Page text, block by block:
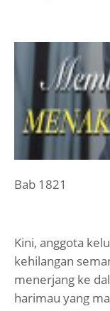
Bab 1821
Kini, anggota
kehilangan
menerjang ke
harimau yang